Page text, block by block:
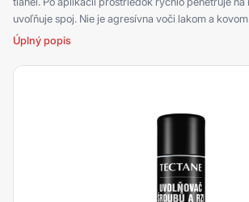
uvoľňuje spoj. Nie je agresívna voči lakom a kovom.
Úplný popis